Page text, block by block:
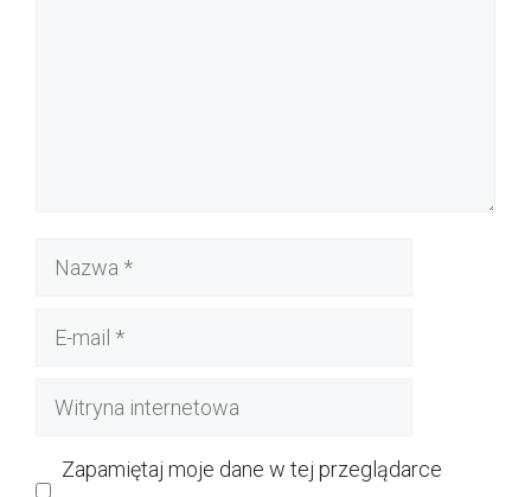
Nazwa
Witryna
Zapamiętaj moje dane w tej przeglądarce